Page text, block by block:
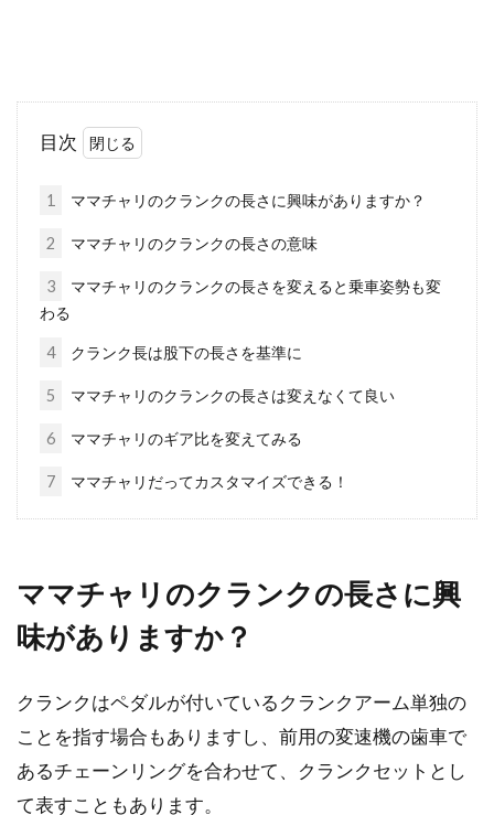
mtbのブレーキから音がする！そん
る！なんて経験、一度はあるのではないでしょ
クロスバイクやロードバイクなどのスポーツ自
自転車にメンテナンスは不可欠！ス
タンドを利用して効率よく
目次
1 ママチャリのクランクの長さに興味がありますか？
2 ママチャリのクランクの長さの意味
3
ママチャリのクランクの長さを変えると乗車姿勢も変
わる
4 クランク長は股下の長さを基準に
5 ママチャリのクランクの長さは変えなくて良い
6 ママチャリのギア比を変えてみる
7 ママチャリだってカスタマイズできる！
ママチャリのクランクの長さに興
味がありますか？
クランクはペダルが付いているクランクアーム単独の
ことを指す場合もありますし、前用の変速機の歯車で
あるチェーンリングを合わせて、クランクセットとし
て表すこともあります。